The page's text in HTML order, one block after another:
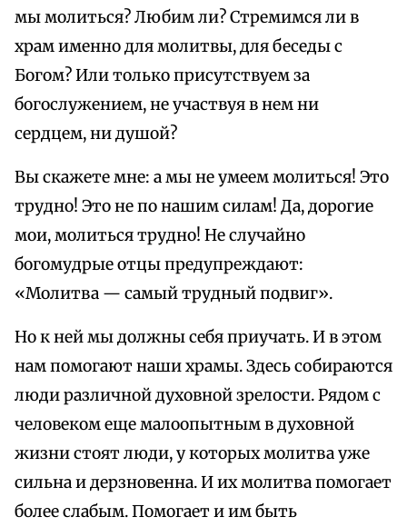
мы молиться? Любим ли? Стремимся ли в
храм именно для молитвы, для беседы с
Богом? Или только присутствуем за
богослужением, не участвуя в нем ни
сердцем, ни душой?
Вы скажете мне: а мы не умеем молиться! Это
трудно! Это не по нашим силам! Да, дорогие
мои, молиться трудно! Не случайно
богомудрые отцы предупреждают:
«Молитва — самый трудный подвиг».
Но к ней мы должны себя приучать. И в этом
нам помогают наши храмы. Здесь собираются
люди различной духовной зрелости. Рядом с
человеком еще малоопытным в духовной
жизни стоят люди, у которых молитва уже
сильна и дерзновенна. И их молитва помогает
более слабым. Помогает и им быть